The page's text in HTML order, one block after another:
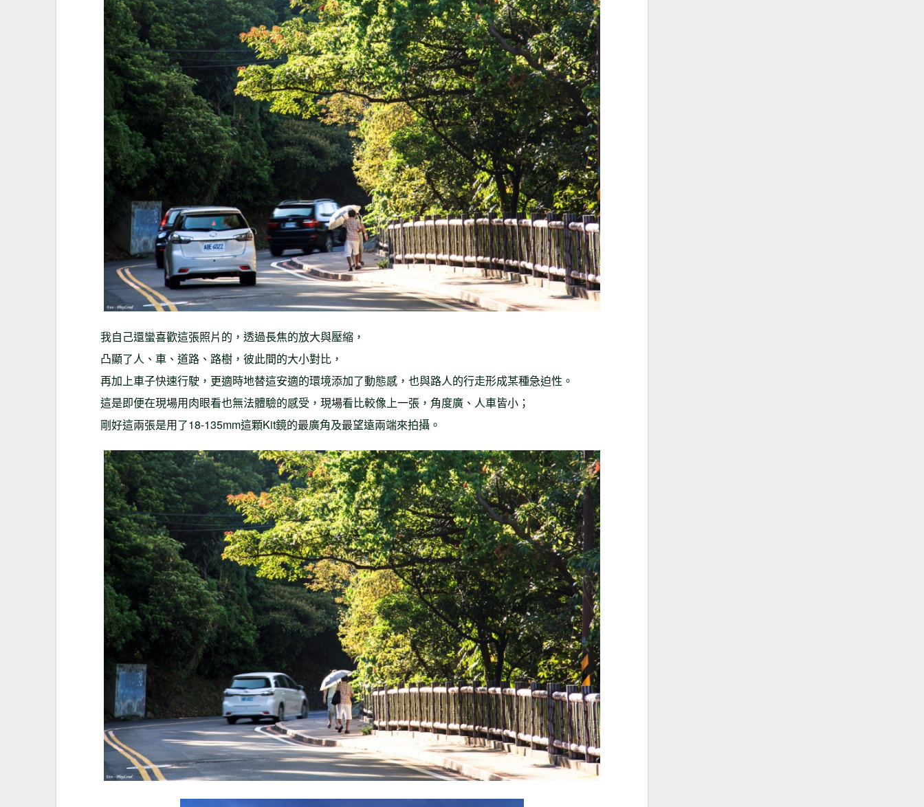
我自己還蠻喜歡這張照片的，透過長焦的放大與壓縮，
凸顯了人、車、道路、路樹，彼此間的大小對比，
再加上車子快速行駛，更適時地替這安適的環境添加了動態感，也與路人的行走形成某種急迫性。
這是即便在現場用肉眼看也無法體驗的感受，現場看比較像上一張，角度廣、人車皆小；
剛好這兩張是用了18-135mm這顆Kit鏡的最廣角及最望遠兩端來拍攝。